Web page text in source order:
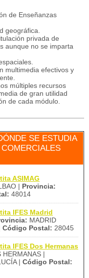
de Enseñanzas
geográfica.
privada de
aunque no se imparta
multimedia efectivos y
múltiples recursos
de gran utilidad
de cada módulo.
SE ESTUDIA
ASIMAG
| Provincia:
48014
IFES Madrid
MADRID
Código Postal: 28045
IFES Dos Hermanas
HERMANAS |
| Código Postal: